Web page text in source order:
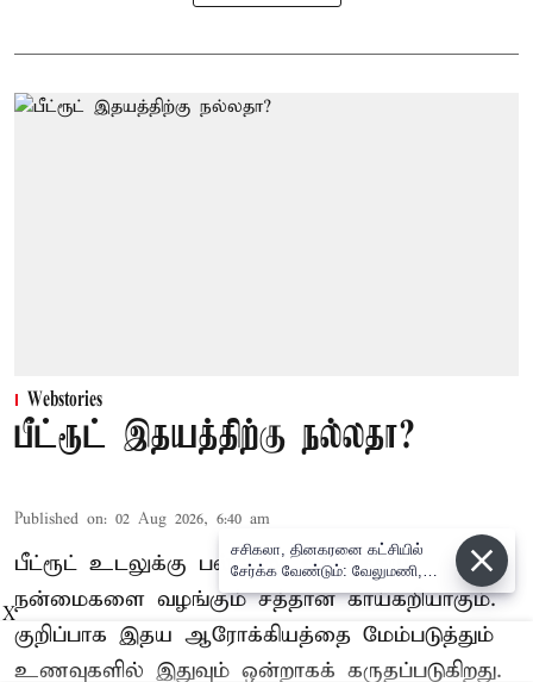
Webstories
பீட்ரூட் இதயத்திற்கு நல்லதா?
Published on: 02 Aug 2026, 6:40 am
பீட்ரூட் உடலுக்கு பல்வேறு ஆரோக்கிய
நன்மைகளை வழங்கும் சத்தான காய்கறியாகும்.
குறிப்பாக இதய ஆரோக்கியத்தை மேம்படுத்தும்
உணவுகளில் இதுவும் ஒன்றாகக் கருதப்படுகிறது.
X
சசிகலா, தினகரனை கட்சியில்
சேர்க்க வேண்டும்: வேலுமணி,
விஸ்வநாதன் மீண்டும் போர்க்கொடி